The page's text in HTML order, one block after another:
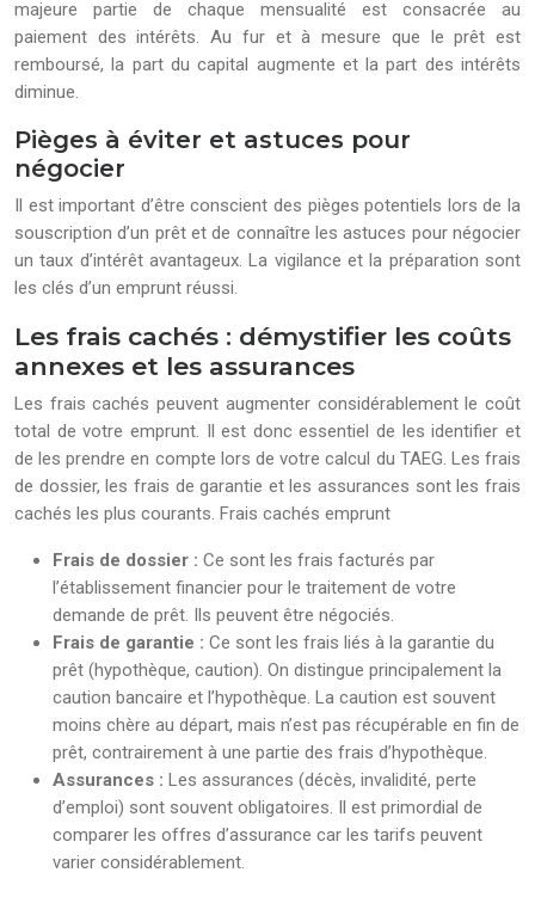
majeure partie de chaque mensualité est consacrée au
paiement des intérêts. Au fur et à mesure que le prêt est
remboursé, la part du capital augmente et la part des intérêts
diminue.
Pièges à éviter et astuces pour
négocier
Il est important d’être conscient des pièges potentiels lors de la
souscription d’un prêt et de connaître les astuces pour négocier
un taux d’intérêt avantageux. La vigilance et la préparation sont
les clés d’un emprunt réussi.
Les frais cachés : démystifier les coûts
annexes et les assurances
Les frais cachés peuvent augmenter considérablement le coût
total de votre emprunt. Il est donc essentiel de les identifier et
de les prendre en compte lors de votre calcul du TAEG. Les frais
de dossier, les frais de garantie et les assurances sont les frais
cachés les plus courants. Frais cachés emprunt
Frais de dossier : Ce sont les frais facturés par
l’établissement financier pour le traitement de votre
demande de prêt. Ils peuvent être négociés.
Frais de garantie : Ce sont les frais liés à la garantie du
prêt (hypothèque, caution). On distingue principalement la
caution bancaire et l’hypothèque. La caution est souvent
moins chère au départ, mais n’est pas récupérable en fin de
prêt, contrairement à une partie des frais d’hypothèque.
Assurances : Les assurances (décès, invalidité, perte
d’emploi) sont souvent obligatoires. Il est primordial de
comparer les offres d’assurance car les tarifs peuvent
varier considérablement.